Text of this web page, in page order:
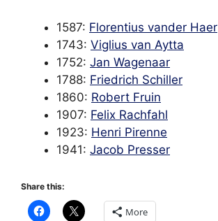
1587: Florentius vander Haer
1743: Viglius van Aytta
1752: Jan Wagenaar
1788: Friedrich Schiller
1860: Robert Fruin
1907: Felix Rachfahl
1923: Henri Pirenne
1941: Jacob Presser
Share this:
More